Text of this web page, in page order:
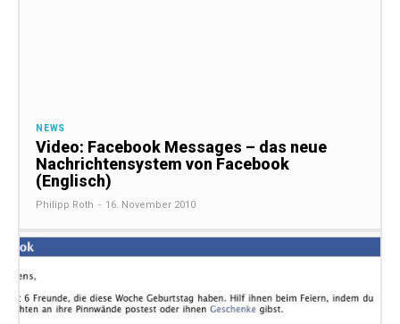
NEWS
Video: Facebook Messages – das neue
Nachrichtensystem von Facebook
(Englisch)
Philipp Roth - 16. November 2010